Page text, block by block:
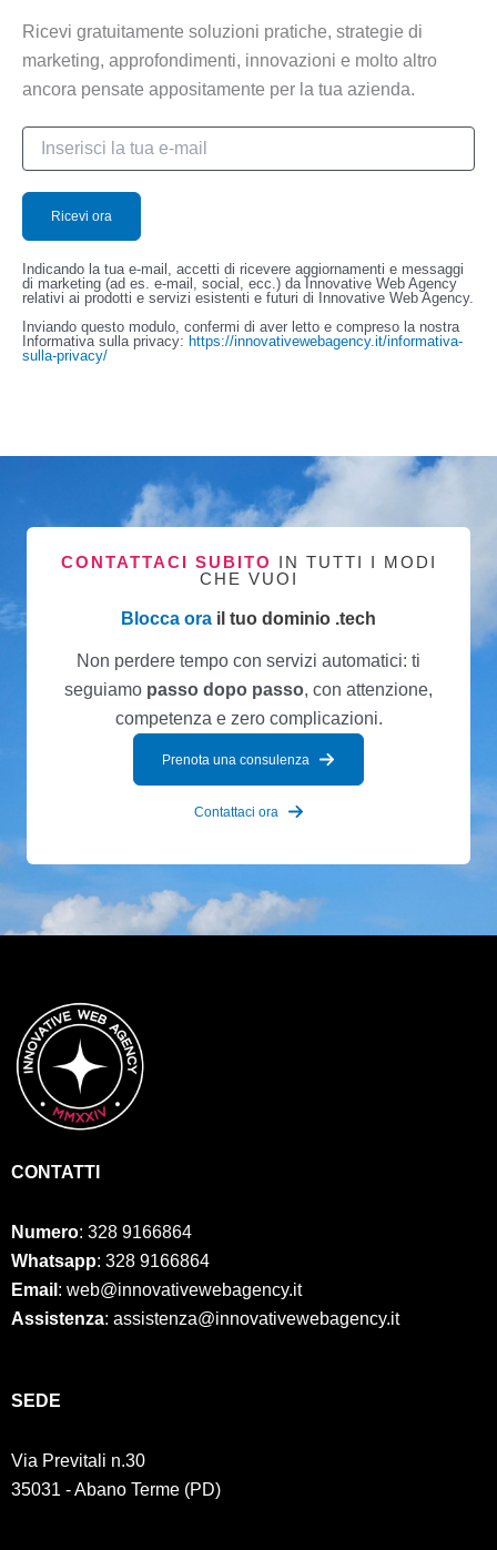
Ricevi gratuitamente soluzioni pratiche, strategie di
marketing, approfondimenti, innovazioni e molto altro
ancora pensate appositamente per la tua azienda.
Indicando la tua e-mail, accetti di ricevere aggiornamenti e messaggi
di marketing (ad es. e-mail, social, ecc.) da Innovative Web Agency
relativi ai prodotti e servizi esistenti e futuri di Innovative Web Agency.
Inviando questo modulo, confermi di aver letto e compreso la nostra
Informativa sulla privacy: https://innovativewebagency.it/informativa-
sulla-privacy/
CONTATTACI SUBITO IN TUTTI I MODI
CHE VUOI
Blocca ora il tuo dominio .tech
Non perdere tempo con servizi automatici: ti
seguiamo passo dopo passo, con attenzione,
competenza e zero complicazioni.
Prenota una consulenza
Contattaci ora
CONTATTI
Numero: 328 9166864
Whatsapp: 328 9166864
Email : web@innovativewebagency.it
Assistenza: assistenza@innovativewebagency.it
SED E
Via Previtali n.30
35031 - Abano Terme (PD)